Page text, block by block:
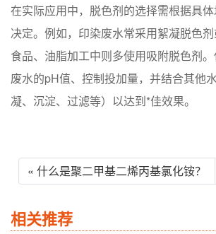
在实际应用中，脱色剂的选择需根据具
决定。例如，印染废水常采用絮凝脱色
食品、油脂加工中则多使用吸附脱色剂
废水的pH值、控制投加量，并结合其他
凝、沉淀、过滤等）以达到*佳效果。
« 什么是聚二甲基二烯丙基氯化铵？
相关推荐